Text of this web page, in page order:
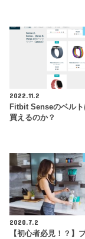
2022.11.2
Fitbit Senseのベル
買えるのか？
2020.7.2
【初心者必見！？】